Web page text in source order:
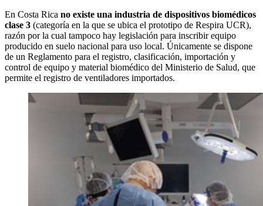
En Costa Rica no existe una industria de dispositivos biomédicos
clase 3 (categoría en la que se ubica el prototipo de Respira UCR),
razón por la cual tampoco hay legislación para inscribir equipo
producido en suelo nacional para uso local. Únicamente se dispone
de un Reglamento para el registro, clasificación, importación y
control de equipo y material biomédico del Ministerio de Salud, que
permite el registro de ventiladores importados.